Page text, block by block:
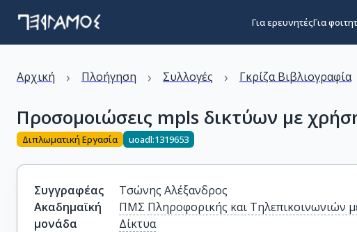
Για ερευνητέςΓια
Αρχική › Πλοήγηση › Συλλογές › Γκρίζα Βιβλιογραφία
Προσομοιώσεις mpls δικτύων με
Διπλωματική Εργασία uoadl:1319653
Συγγραφέας
Τσώνης Αλέξανδρος
Ακαδημαϊκή
μονάδα
ΠΜΣ Πληροφορικής και Τηλεπικοινωνιών
Δίκτυα